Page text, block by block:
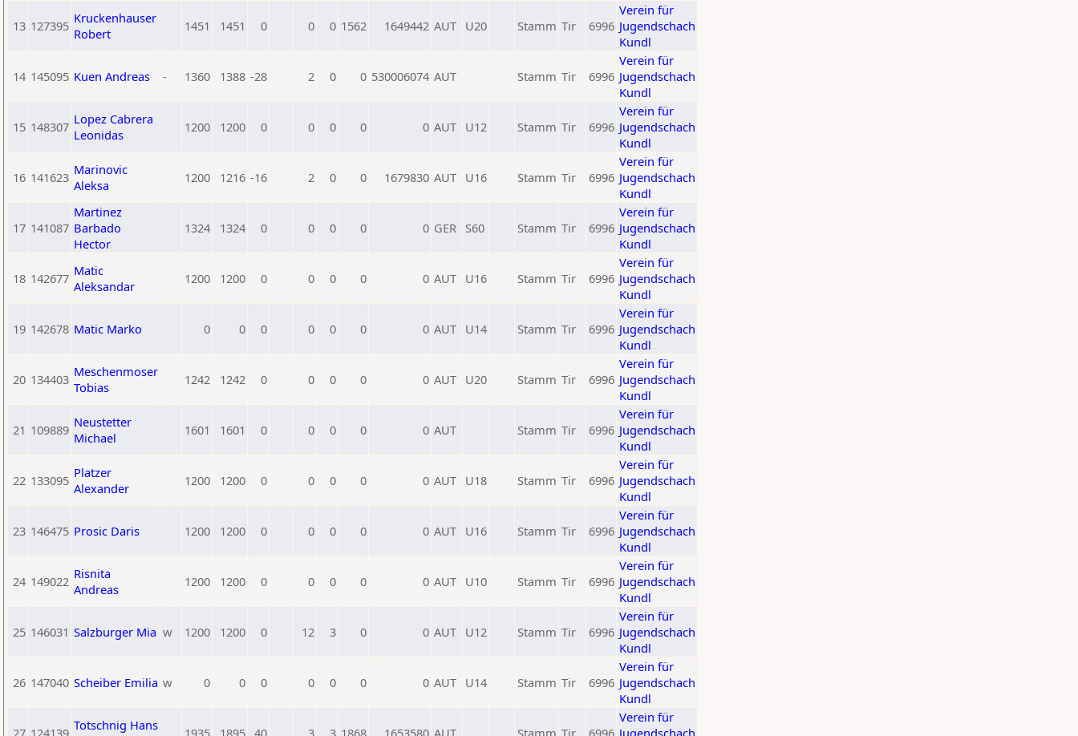
13 127395 Kruckenhauser
Robert
1451 1451 0 0 0 1562 1649442 AUT U20 Stamm Tir 6996
Verein für
Jugendschach
Kundl
14 145095 Kuen Andreas - 1360 1388 -28 2 0 0 530006074 AUT Stamm Tir 6996
Verein für
Jugendschach
Kundl
15 148307 Lopez Cabrera
Leonidas
1200 1200 0 0 0 0 0 AUT U12 Stamm Tir 6996
Verein für
Jugendschach
Kundl
16 141623 Marinovic
Aleksa
1200 1216 -16 2 0 0 1679830 AUT U16 Stamm Tir 6996
Verein für
Jugendschach
Kundl
17 141087
Martinez
Barbado
Hector
1324 1324 0 0 0 0 0 GER S60 Stamm Tir 6996
Verein für
Jugendschach
Kundl
18 142677 Matic
Aleksandar
1200 1200 0 0 0 0 0 AUT U16 Stamm Tir 6996
Verein für
Jugendschach
Kundl
19 142678 Matic Marko 0 0 0 0 0 0 0 AUT U14 Stamm Tir 6996
Verein für
Jugendschach
Kundl
20 134403 Meschenmoser
Tobias
1242 1242 0 0 0 0 0 AUT U20 Stamm Tir 6996
Verein für
Jugendschach
Kundl
21 109889 Neustetter
Michael
1601 1601 0 0 0 0 0 AUT Stamm Tir 6996
Verein für
Jugendschach
Kundl
22 133095 Platzer
Alexander
1200 1200 0 0 0 0 0 AUT U18 Stamm Tir 6996
Verein für
Jugendschach
Kundl
23 146475 Prosic Daris 1200 1200 0 0 0 0 0 AUT U16 Stamm Tir 6996
Verein für
Jugendschach
Kundl
24 149022 Risnita
Andreas
1200 1200 0 0 0 0 0 AUT U10 Stamm Tir 6996
Verein für
Jugendschach
Kundl
25 146031 Salzburger Mia w 1200 1200 0 12 3 0 0 AUT U12 Stamm Tir 6996
Verein für
Jugendschach
Kundl
26 147040 Scheiber Emilia w 0 0 0 0 0 0 0 AUT U14 Stamm Tir 6996
Verein für
Jugendschach
Kundl
27 124139 Totschnig Hans
1935 1895 40 3 3 1868 1653580 AUT Stamm Tir 6996
Verein für
Jugendschach